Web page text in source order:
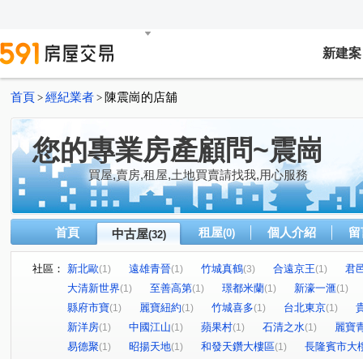
新建案
首頁 > 經紀業者 > 陳震崗的店舖
您的專業房產顧問~震崗
買屋,賣房,租屋,土地買賣請找我,用心服務
首頁 中古屋(32) 租屋(0) 個人介紹
社區： 新北歐(1) 遠雄青晉(1) 竹城真鶴(3) 合遠京王(1)
君
大清新世界(1) 至善高第(1) 璟都米蘭(1) 新濠一滙(1)
縣府市寶(1) 麗寶紐約(1) 竹城喜多(1) 台北東京(1)
新洋房(1) 中國江山(1) 蘋果村(1) 石清之水(1)
麗寶
易德聚(1) 昭揚天地(1) 和發天鑽大樓區(1)
長隆賓市大